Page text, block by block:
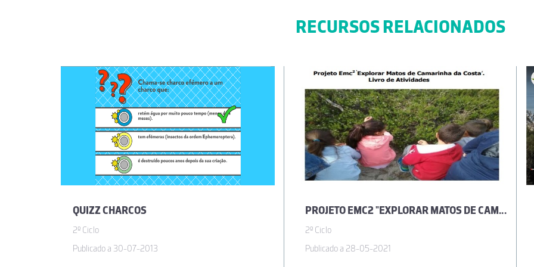
Muito interessante (de verdade).
alvaro santos
Excelente atividade
Maria de Fátima da Silva Costa Pessa
Parece-me interessante. Gostaria de aplicar.
RECURSOS RELACIONADOS
QUIZZ CHARCOS
2º Ciclo
Publicado a 30-07-2013
PROJETO EMC2 "EXPLORAR MATOS DE CAMARINHA DA COSTA"- LIVRO DE ATIVIDADES
2º Ciclo
Publicado a 28-05-2021